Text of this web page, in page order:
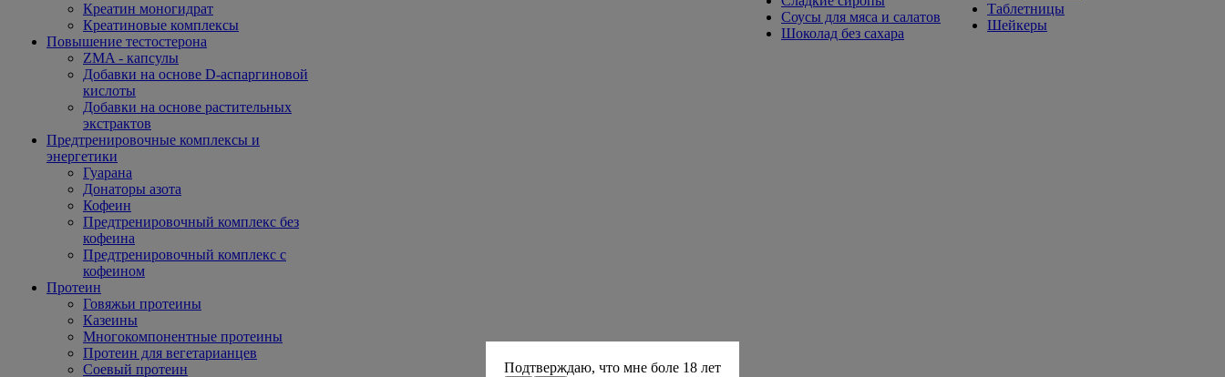
Креатин моногидрат
Креатиновые комплексы
Повышение тестостерона
ZMA - капсулы
Добавки на основе D-аспаргиновой
кислоты
Добавки на основе растительных
экстрактов
Предтренировочные комплексы и
энергетики
Гуарана
Донаторы азота
Кофеин
Предтренировочный комплекс без
кофеина
Предтренировочный комплекс с
кофеином
Протеин
Говяжьи протеины
Казеины
Многокомпонентные протеины
Протеин для вегетарианцев
Соевый протеин
Соусы для мяса и салатов
Шоколад без сахара
Таблетницы
Шейкеры
Подтверждаю, что мне боле 18 лет